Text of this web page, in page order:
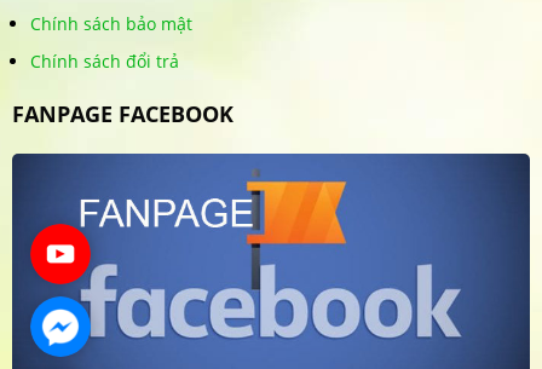
Chính sách bảo mật
Chính sách đổi trả
FANPAGE FACEBOOK